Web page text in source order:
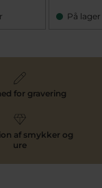
På lager
for gravering
af smykker og
ure